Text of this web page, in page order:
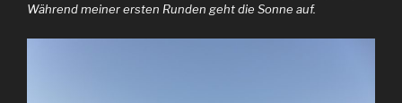
Während meiner ersten Runden geht die Sonne auf.